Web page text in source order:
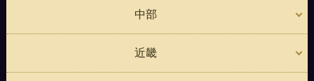
中部
近畿